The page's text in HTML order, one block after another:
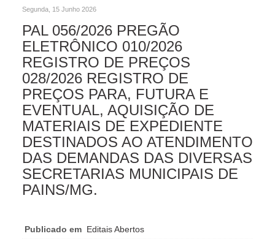
Segunda, 15 Junho 2026
PAL 056/2026 PREGÃO
ELETRÔNICO 010/2026
REGISTRO DE PREÇOS
028/2026 REGISTRO DE
PREÇOS PARA, FUTURA E
EVENTUAL, AQUISIÇÃO DE
MATERIAIS DE EXPEDIENTE
DESTINADOS AO ATENDIMENTO
DAS DEMANDAS DAS DIVERSAS
SECRETARIAS MUNICIPAIS DE
PAINS/MG.
Publicado em Editais Abertos